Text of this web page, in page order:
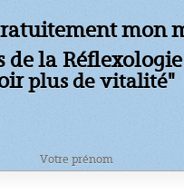
mon
de la
plus de vitalité"
Votre prénom